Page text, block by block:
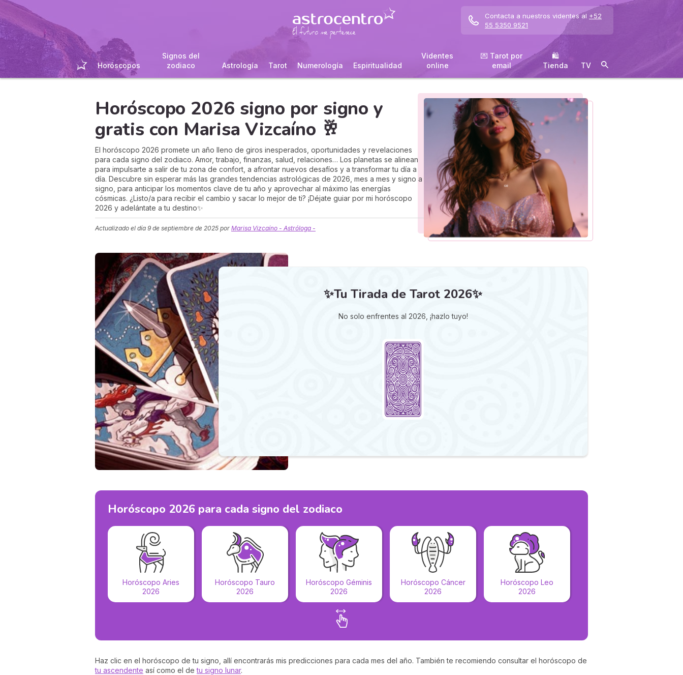
Contacta a nuestros videntes al +52
55 5350 9521
Horóscopos
Signos del
zodiaco
Astrología Tarot Numerología Espiritualidad
Videntes
online
💌 Tarot por
email
🛍
️Tienda
TV
Horóscopo 2026 signo por signo y
gratis con Marisa Vizcaíno 🥂
El horóscopo 2026 promete un año lleno de giros inesperados, oportunidades y revelaciones
para cada signo del zodiaco. Amor, trabajo, finanzas, salud, relaciones… Los planetas se alinean
para impulsarte a salir de tu zona de confort, a afrontar nuevos desafíos y a transformar tu día a
día. Descubre sin esperar más las grandes tendencias astrológicas de 2026, mes a mes y signo a
signo, para anticipar los momentos clave de tu año y aprovechar al máximo las energías
cósmicas. ¿Listo/a para recibir el cambio y sacar lo mejor de ti? ¡Déjate guiar por mi horóscopo
2026 y adelántate a tu destino✨
Actualizado el día 9 de septiembre de 2025 por Marisa Vizcaíno - Astróloga -
✨Tu Tirada de Tarot 2026✨
No solo enfrentes al 2026, ¡hazlo tuyo!
Horóscopo 2026 para cada signo del zodiaco
Horóscopo Aries
2026
Horóscopo Tauro
2026
Horóscopo Géminis
2026
Horóscopo Cáncer
2026
Horóscopo Leo
2026
Haz clic en el horóscopo de tu signo, allí encontrarás mis predicciones para cada mes del año. También te recomiendo consultar el horóscopo de
tu ascendente así como el detu signo lunar.